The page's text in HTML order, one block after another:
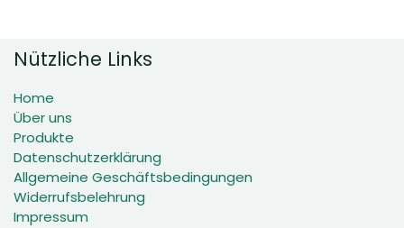
Nützliche Links
Home
Über uns
Produkte
Datenschutzerklärung
Allgemeine Geschäftsbedingungen
Widerrufsbelehrung
Impressum